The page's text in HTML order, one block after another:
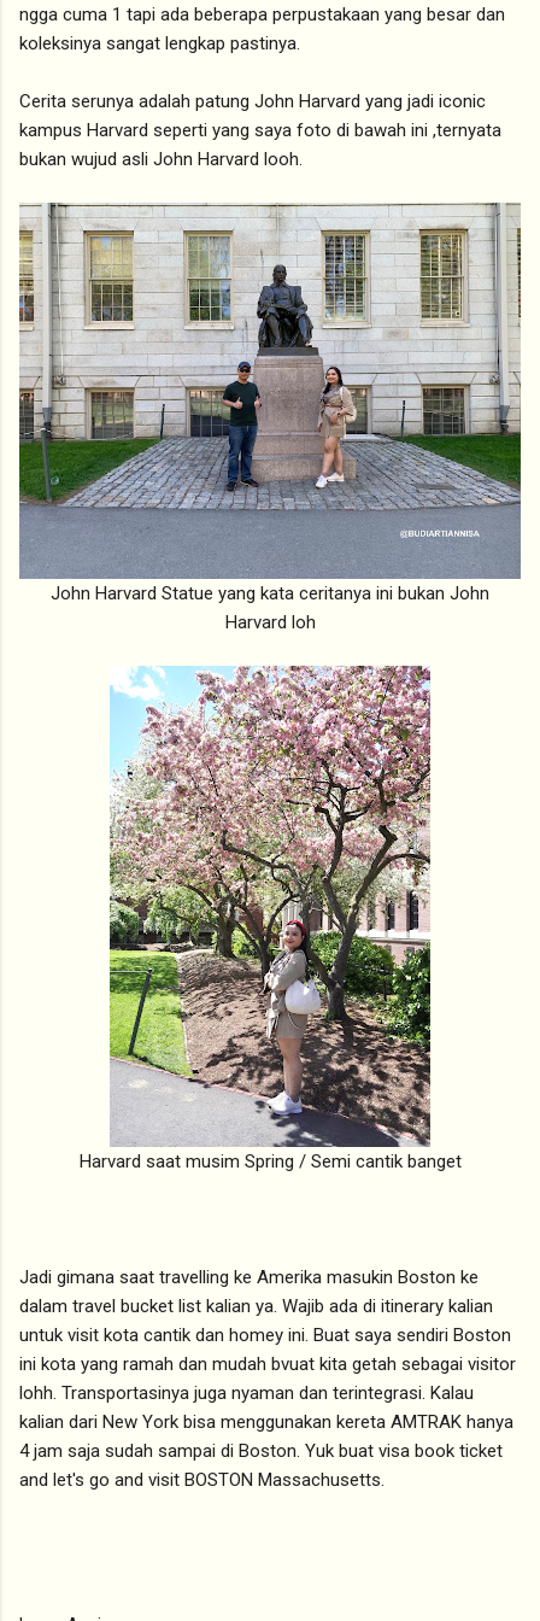
ngga cuma 1 tapi ada beberapa perpustakaan yang besar dan
koleksinya sangat lengkap pastinya.
Cerita serunya adalah patung John Harvard yang jadi iconic
kampus Harvard seperti yang saya foto di bawah ini ,ternyata
bukan wujud asli John Harvard looh.
John Harvard Statue yang kata ceritanya ini bukan John
Harvard loh
Harvard saat musim Spring / Semi cantik banget
Jadi gimana saat travelling ke Amerika masukin Boston ke
dalam travel bucket list kalian ya. Wajib ada di itinerary kalian
untuk visit kota cantik dan homey ini. Buat saya sendiri Boston
ini kota yang ramah dan mudah bvuat kita getah sebagai visitor
lohh. Transportasinya juga nyaman dan terintegrasi. Kalau
kalian dari New York bisa menggunakan kereta AMTRAK hanya
4 jam saja sudah sampai di Boston. Yuk buat visa book ticket
and let's go and visit BOSTON Massachusetts.